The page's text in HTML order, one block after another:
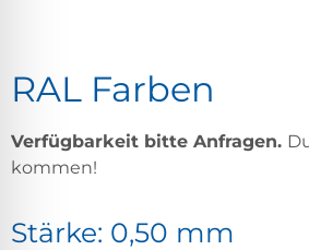
RAL Farben
Verfügbarkeit bitte Anfragen.
kommen!
Stärke: 0,50 mm